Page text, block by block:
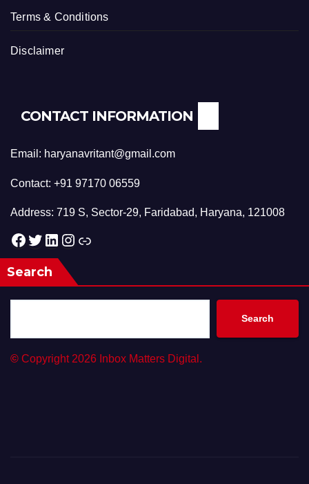
Terms & Conditions
Disclaimer
CONTACT INFORMATION
Email: haryanavritant@gmail.com
Contact: +91 97170 06559
Address: 719 S, Sector-29, Faridabad, Haryana, 121008
Facebook Twitter LinkedIn Instagram Link
Search
Search
© Copyright 2026 Inbox Matters Digital.